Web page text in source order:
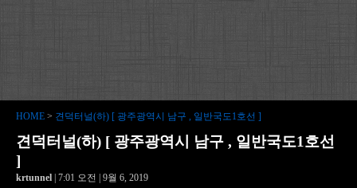
HOME > 견덕터널(하) [ 광주광역시 남구 , 일반국도1호선 ]
견덕터널(하) [ 광주광역시 남구 , 일반국도1호선
]
krtunnel | 7:01 오전 | 9월 6, 2019